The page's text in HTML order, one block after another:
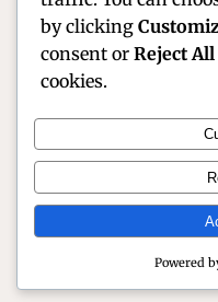
Official Site of
Motorsport Profile
by clicking
consent or Reject All
cookies.
Powered